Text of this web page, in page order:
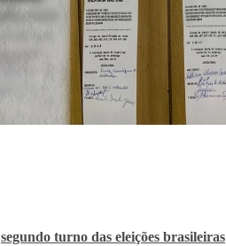
segundo turno das eleições brasileiras